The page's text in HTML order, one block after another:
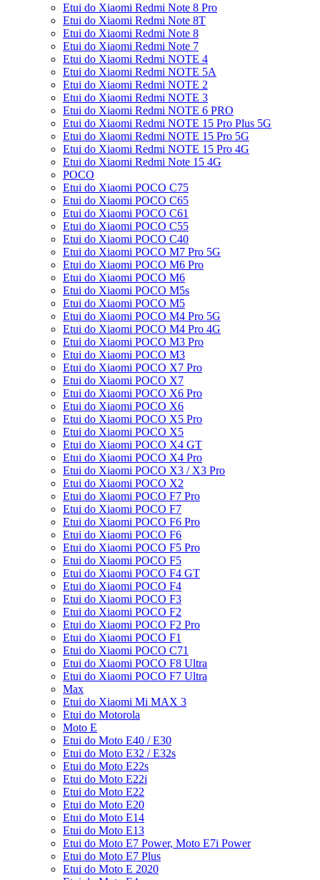
Etui do Xiaomi Redmi Note 8 Pro
Etui do Xiaomi Redmi Note 8T
Etui do Xiaomi Redmi Note 8
Etui do Xiaomi Redmi Note 7
Etui do Xiaomi Redmi NOTE 4
Etui do Xiaomi Redmi NOTE 5A
Etui do Xiaomi Redmi NOTE 2
Etui do Xiaomi Redmi NOTE 3
Etui do Xiaomi Redmi NOTE 6 PRO
Etui do Xiaomi Redmi NOTE 15 Pro Plus 5G
Etui do Xiaomi Redmi NOTE 15 Pro 5G
Etui do Xiaomi Redmi NOTE 15 Pro 4G
Etui do Xiaomi Redmi Note 15 4G
POCO
Etui do Xiaomi POCO C75
Etui do Xiaomi POCO C65
Etui do Xiaomi POCO C61
Etui do Xiaomi POCO C55
Etui do Xiaomi POCO C40
Etui do Xiaomi POCO M7 Pro 5G
Etui do Xiaomi POCO M6 Pro
Etui do Xiaomi POCO M6
Etui do Xiaomi POCO M5s
Etui do Xiaomi POCO M5
Etui do Xiaomi POCO M4 Pro 5G
Etui do Xiaomi POCO M4 Pro 4G
Etui do Xiaomi POCO M3 Pro
Etui do Xiaomi POCO M3
Etui do Xiaomi POCO X7 Pro
Etui do Xiaomi POCO X7
Etui do Xiaomi POCO X6 Pro
Etui do Xiaomi POCO X6
Etui do Xiaomi POCO X5 Pro
Etui do Xiaomi POCO X5
Etui do Xiaomi POCO X4 GT
Etui do Xiaomi POCO X4 Pro
Etui do Xiaomi POCO X3 / X3 Pro
Etui do Xiaomi POCO X2
Etui do Xiaomi POCO F7 Pro
Etui do Xiaomi POCO F7
Etui do Xiaomi POCO F6 Pro
Etui do Xiaomi POCO F6
Etui do Xiaomi POCO F5 Pro
Etui do Xiaomi POCO F5
Etui do Xiaomi POCO F4 GT
Etui do Xiaomi POCO F4
Etui do Xiaomi POCO F3
Etui do Xiaomi POCO F2
Etui do Xiaomi POCO F2 Pro
Etui do Xiaomi POCO F1
Etui do Xiaomi POCO C71
Etui do Xiaomi POCO F8 Ultra
Etui do Xiaomi POCO F7 Ultra
Max
Etui do Xiaomi Mi MAX 3
Etui do Motorola
Moto E
Etui do Moto E40 / E30
Etui do Moto E32 / E32s
Etui do Moto E22s
Etui do Moto E22i
Etui do Moto E22
Etui do Moto E20
Etui do Moto E14
Etui do Moto E13
Etui do Moto E7 Power, Moto E7i Power
Etui do Moto E7 Plus
Etui do Moto E 2020